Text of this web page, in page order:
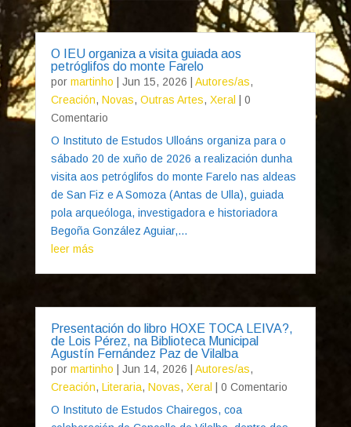
O IEU organiza a visita guiada aos
petróglifos do monte Farelo
por martinho Jun 15, 2026 Autores/as,
Creación, Novas, Outras Artes, Xeral
| 0
Comentario
O Instituto de Estudos Ulloáns organiza para o
sábado 20 de xuño de 2026 a realización dunha
visita aos petróglifos do monte Farelo nas aldeas
de San Fiz e A Somoza (Antas de Ulla), guiada
pola arqueóloga, investigadora e historiadora
Begoña González Aguiar,...
leer más
Presentación do libro HOXE TOCA LEIVA?,
de Lois Pérez, na Biblioteca Municipal
Agustín Fernández Paz de Vilalba
por martinho Jun 14, 2026 Autores/as,
Creación, Literaria, Novas, Xeral
| 0 Comentario
O Instituto de Estudos Chairegos, coa